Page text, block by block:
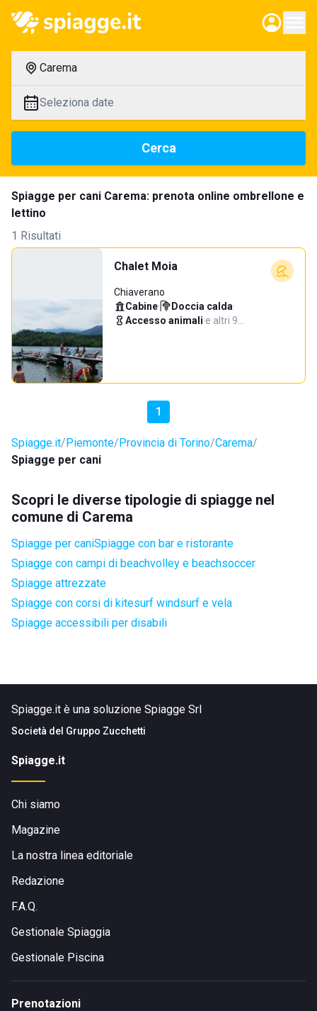
Carema
Seleziona date
Cerca
Spiagge per cani Carema: prenota online ombrellone e
lettino
1 Risultati
Chalet Moia
Chiaverano
Cabine· Doccia calda·
Accesso animali·e altri 9…
1
Spiagge.it Piemonte Provincia di Torino Carema
Spiagge per cani
Scopri le diverse tipologie di spiagge nel
comune di Carema
Spiagge per caniSpiagge con bar e ristorante
Spiagge con campi di beachvolley e beachsoccer
Spiagge attrezzate
Spiagge con corsi di kitesurf windsurf e vela
Spiagge accessibili per disabili
Spiagge.it è una soluzione Spiagge Srl
Società del Gruppo Zucchetti
Spiagge.it
Chi siamo
Magazine
La nostra linea editoriale
Redazione
F.A.Q.
Gestionale Spiaggia
Gestionale Piscina
Prenotazioni